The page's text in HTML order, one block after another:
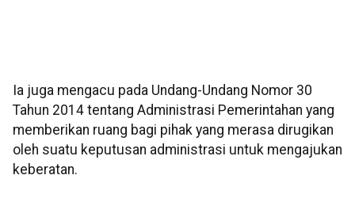
Ia juga mengacu pada Undang-Undang Nomor 30
Tahun 2014 tentang Administrasi Pemerintahan yang
memberikan ruang bagi pihak yang merasa dirugikan
oleh suatu keputusan administrasi untuk mengajukan
keberatan.